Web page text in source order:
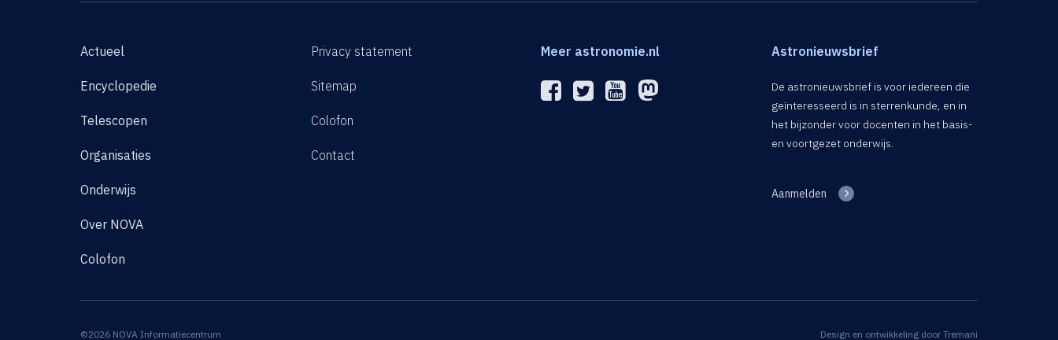
Actueel
Encyclopedie
Telescopen
Organisaties
Onderwijs
Over NOVA
Colofon
Privacy statement
Sitemap
Colofon
Contact
Meer astronomie.nl Astronieuwsbrief
De astronieuwsbrief is voor iedereen die
geïnteresseerd is in sterrenkunde, en in
het bijzonder voor docenten in het basis-
en voortgezet onderwijs.
Aanmelden
©2026 NOVA Informatiecentrum Design en ontwikkeling door Tremani